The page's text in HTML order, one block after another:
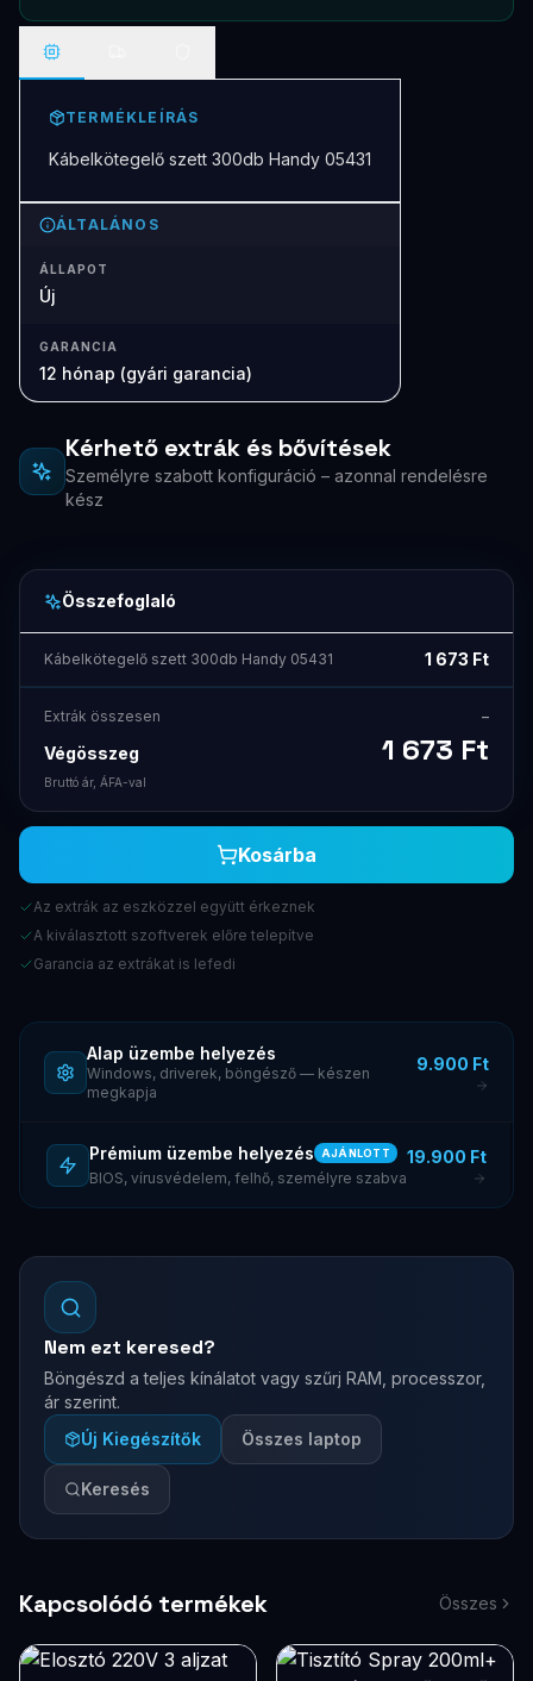
TERMÉKLEÍRÁS
Kábelkötegelő szett 300db Handy 05431
ÁLTALÁNOS
ÁLLAPOT
Új
GARANCIA
12 hónap (gyári garancia)
Kérhető extrák és bővítések
Személyre szabott konfiguráció – azonnal rendelésre
kész
Összefoglaló
Kábelkötegelő szett 300db Handy 05431 1 673 Ft
Extrák összesen –
Végösszeg 1 673 Ft
Bruttó ár, ÁFA-val
Kosárba
Az extrák az eszközzel együtt érkeznek
A kiválasztott szoftverek előre telepítve
Garancia az extrákat is lefedi
Alap üzembe helyezés
Windows, driverek, böngésző — készen
megkapja
9.900 Ft
Prémium üzembe helyezés AJÁNLOTT
BIOS, vírusvédelem, felhő, személyre szabva
19.900 Ft
Nem ezt keresed?
Böngészd a teljes kínálatot vagy szűrj RAM, processzor,
ár szerint.
Új Kiegészítők
Összes laptop
Keresés
Kapcsolódó termékek Összes